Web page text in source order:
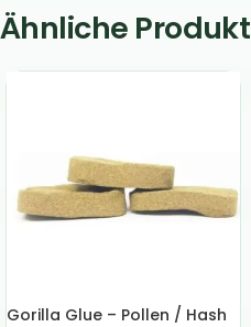
Ähnliche
Gorilla Glue – Pollen / Hash